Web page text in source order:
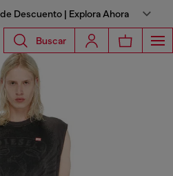
Descuento | Explora Ahora
Buscar